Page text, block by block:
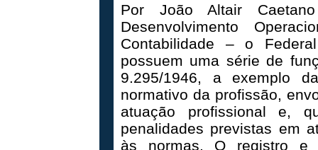
Por João Altair
Desenvolvimento
Contabilidade – o
possuem uma série de
9.295/1946, a exemplo
normativo da profissão,
atuação profissional e,
penalidades previstas em
às normas. O registro e